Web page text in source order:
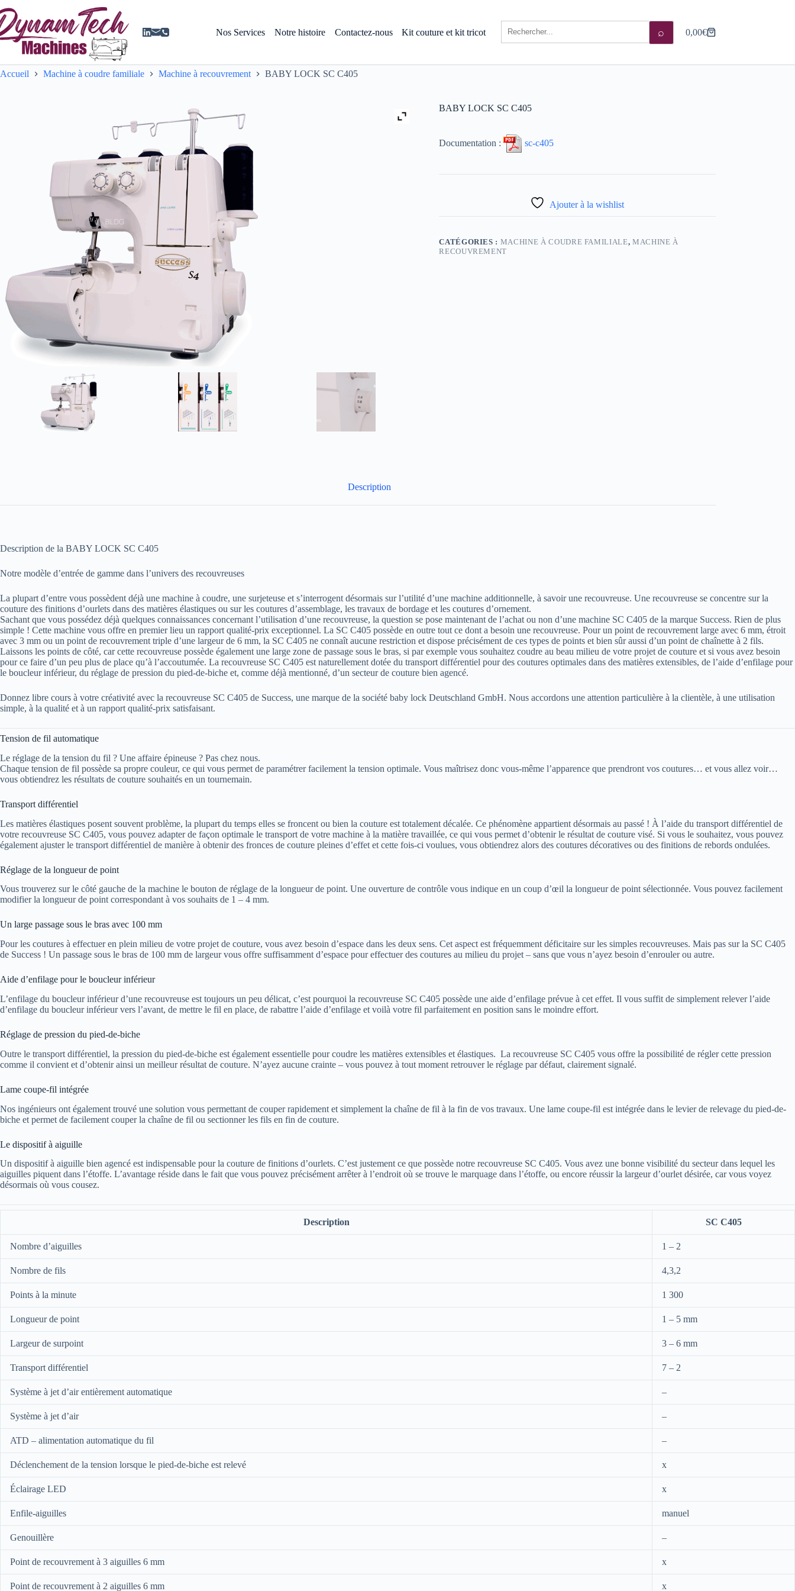
au
contenu
Nos Services Notre histoire Contactez-nous Kit couture et kit tricot ⌕
Panier
0,00€
Accueil Machine à coudre familiale Machine à recouvrement BABY LOCK SC C405
BABY LOCK SC C405
Documentation : sc-c405
Ajouter à la wishlist
CATÉGORIES : MACHINE À COUDRE FAMILIALE, MACHINE À
RECOUVREMENT
Description
Description de la BABY LOCK SC C405
Notre modèle d’entrée de gamme dans l’univers des recouvreuses
La plupart d’entre vous possèdent déjà une machine à coudre, une surjeteuse et s’interrogent désormais sur l’utilité d’une machine additionnelle, à savoir une recouvreuse. Une recouvreuse se concentre sur la
couture des finitions d’ourlets dans des matières élastiques ou sur les coutures d’assemblage, les travaux de bordage et les coutures d’ornement.
Sachant que vous possédez déjà quelques connaissances concernant l’utilisation d’une recouvreuse, la question se pose maintenant de l’achat ou non d’une machine SC C405 de la marque Success. Rien de plus
simple ! Cette machine vous offre en premier lieu un rapport qualité-prix exceptionnel. La SC C405 possède en outre tout ce dont a besoin une recouvreuse. Pour un point de recouvrement large avec 6 mm, étroit
avec 3 mm ou un point de recouvrement triple d’une largeur de 6 mm, la SC C405 ne connaît aucune restriction et dispose précisément de ces types de points et bien sûr aussi d’un point de chaînette à 2 fils.
Laissons les points de côté, car cette recouvreuse possède également une large zone de passage sous le bras, si par exemple vous souhaitez coudre au beau milieu de votre projet de couture et si vous avez besoin
pour ce faire d’un peu plus de place qu’à l’accoutumée. La recouvreuse SC C405 est naturellement dotée du transport différentiel pour des coutures optimales dans des matières extensibles, de l’aide d’enfilage pour
le boucleur inférieur, du réglage de pression du pied-de-biche et, comme déjà mentionné, d’un secteur de couture bien agencé.
Donnez libre cours à votre créativité avec la recouvreuse SC C405 de Success, une marque de la société baby lock Deutschland GmbH. Nous accordons une attention particulière à la clientèle, à une utilisation
simple, à la qualité et à un rapport qualité-prix satisfaisant.
Tension de fil automatique
Le réglage de la tension du fil ? Une affaire épineuse ? Pas chez nous.
Chaque tension de fil possède sa propre couleur, ce qui vous permet de paramétrer facilement la tension optimale. Vous maîtrisez donc vous-même l’apparence que prendront vos coutures… et vous allez voir…
vous obtiendrez les résultats de couture souhaités en un tournemain.
Transport différentiel
Les matières élastiques posent souvent problème, la plupart du temps elles se froncent ou bien la couture est totalement décalée. Ce phénomène appartient désormais au passé ! À l’aide du transport différentiel de
votre recouvreuse SC C405, vous pouvez adapter de façon optimale le transport de votre machine à la matière travaillée, ce qui vous permet d’obtenir le résultat de couture visé. Si vous le souhaitez, vous pouvez
également ajuster le transport différentiel de manière à obtenir des fronces de couture pleines d’effet et cette fois-ci voulues, vous obtiendrez alors des coutures décoratives ou des finitions de rebords ondulées.
Réglage de la longueur de point
Vous trouverez sur le côté gauche de la machine le bouton de réglage de la longueur de point. Une ouverture de contrôle vous indique en un coup d’œil la longueur de point sélectionnée. Vous pouvez facilement
modifier la longueur de point correspondant à vos souhaits de 1 – 4 mm.
Un large passage sous le bras avec 100 mm
Pour les coutures à effectuer en plein milieu de votre projet de couture, vous avez besoin d’espace dans les deux sens. Cet aspect est fréquemment déficitaire sur les simples recouvreuses. Mais pas sur la SC C405
de Success ! Un passage sous le bras de 100 mm de largeur vous offre suffisamment d’espace pour effectuer des coutures au milieu du projet – sans que vous n’ayez besoin d’enrouler ou autre.
Aide d’enfilage pour le boucleur inférieur
L’enfilage du boucleur inférieur d’une recouvreuse est toujours un peu délicat, c’est pourquoi la recouvreuse SC C405 possède une aide d’enfilage prévue à cet effet. Il vous suffit de simplement relever l’aide
d’enfilage du boucleur inférieur vers l’avant, de mettre le fil en place, de rabattre l’aide d’enfilage et voilà votre fil parfaitement en position sans le moindre effort.
Réglage de pression du pied-de-biche
Outre le transport différentiel, la pression du pied-de-biche est également essentielle pour coudre les matières extensibles et élastiques. La recouvreuse SC C405 vous offre la possibilité de régler cette pression
comme il convient et d’obtenir ainsi un meilleur résultat de couture. N’ayez aucune crainte – vous pouvez à tout moment retrouver le réglage par défaut, clairement signalé.
Lame coupe-fil intégrée
Nos ingénieurs ont également trouvé une solution vous permettant de couper rapidement et simplement la chaîne de fil à la fin de vos travaux. Une lame coupe-fil est intégrée dans le levier de relevage du pied-de-
biche et permet de facilement couper la chaîne de fil ou sectionner les fils en fin de couture.
Le dispositif à aiguille
Un dispositif à aiguille bien agencé est indispensable pour la couture de finitions d’ourlets. C’est justement ce que possède notre recouvreuse SC C405. Vous avez une bonne visibilité du secteur dans lequel les
aiguilles piquent dans l’étoffe. L’avantage réside dans le fait que vous pouvez précisément arrêter à l’endroit où se trouve le marquage dans l’étoffe, ou encore réussir la largeur d’ourlet désirée, car vous voyez
désormais où vous cousez.
Description SC C405
Nombre d’aiguilles 1 – 2
Nombre de fils 4,3,2
Points à la minute 1 300
Longueur de point 1 – 5 mm
Largeur de surpoint 3 – 6 mm
Transport différentiel 7 – 2
Système à jet d’air entièrement automatique –
Système à jet d’air –
ATD – alimentation automatique du fil –
Déclenchement de la tension lorsque le pied-de-biche est relevé x
Éclairage LED x
Enfile-aiguilles manuel
Genouillère –
Point de recouvrement à 3 aiguilles 6 mm x
Point de recouvrement à 2 aiguilles 6 mm x